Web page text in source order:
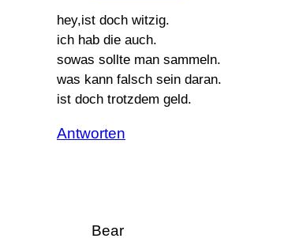
hey,ist doch witzig.
ich hab die auch.
sowas sollte man sammeln.
was kann falsch sein daran.
ist doch trotzdem geld.
Antworten
Bear